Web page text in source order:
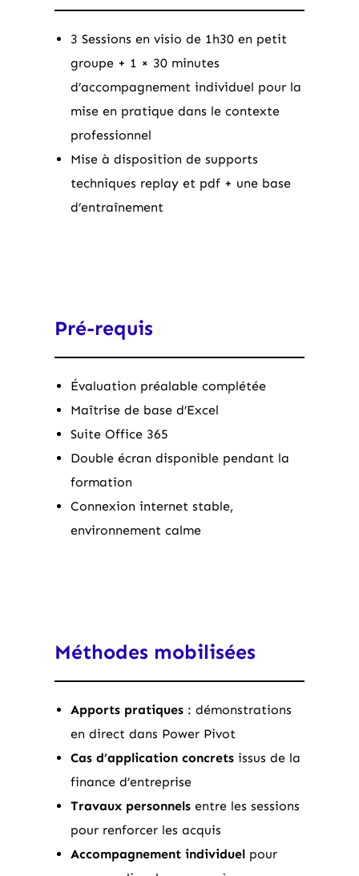
3 Sessions en visio de 1h30 en petit
groupe + 1 × 30 minutes
d’accompagnement individuel pour la
mise en pratique dans le contexte
professionnel
Mise à disposition de supports
techniques replay et pdf + une base
d’entraînement
Pré-requis
Évaluation préalable complétée
Maîtrise de base d’Excel
Suite Office 365
Double écran disponible pendant la
formation
Connexion internet stable,
environnement calme
Méthodes mobilisées
Apports pratiques : démonstrations
en direct dans Power Pivot
Cas d’application concrets issus de la
finance d’entreprise
Travaux personnels entre les sessions
pour renforcer les acquis
Accompagnement individuel pour